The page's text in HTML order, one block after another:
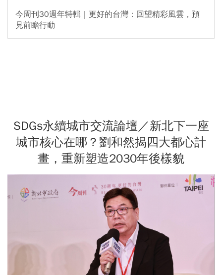
今周刊30週年特輯｜更好的台灣：回望精彩風雲，預
見前瞻行動
SDGs永續城市交流論壇／新北下一座
城市核心在哪？劉和然揭四大都心計
畫，重新塑造2030年後樣貌